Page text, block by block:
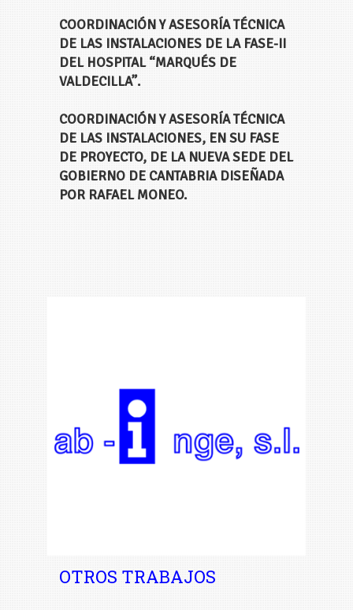
COORDINACIÓN Y ASESORÍA TÉCNICA
DE LAS INSTALACIONES DE LA FASE-II
DEL HOSPITAL “MARQUÉS DE
VALDECILLA”.
COORDINACIÓN Y ASESORÍA TÉCNICA
DE LAS INSTALACIONES, EN SU FASE
DE PROYECTO, DE LA NUEVA SEDE DEL
GOBIERNO DE CANTABRIA DISEÑADA
POR RAFAEL MONEO.
OTROS TRABAJOS